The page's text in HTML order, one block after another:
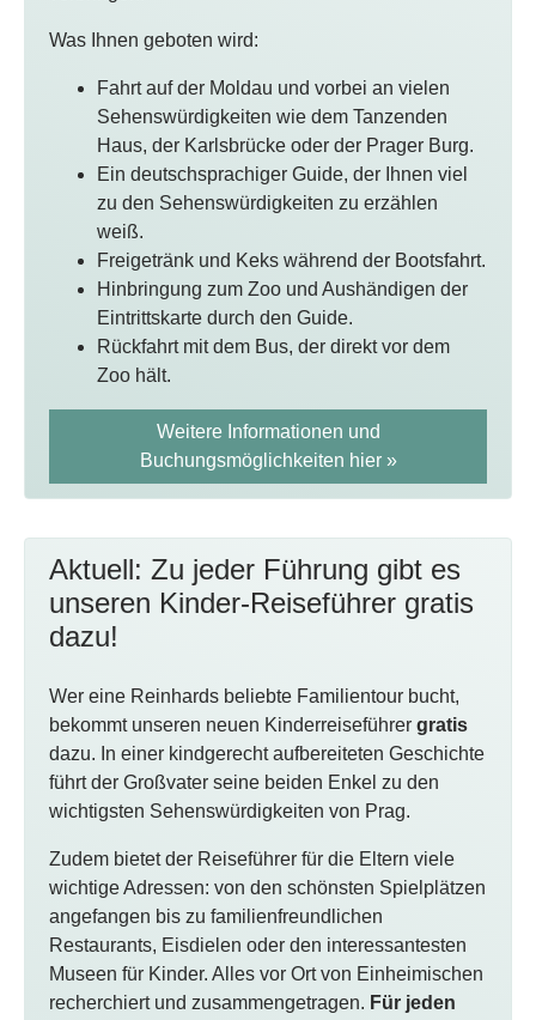
Was Ihnen geboten wird:
Fahrt auf der Moldau und vorbei an vielen
Sehenswürdigkeiten wie dem Tanzenden
Haus, der Karlsbrücke oder der Prager Burg.
Ein deutschsprachiger Guide, der Ihnen viel
zu den Sehenswürdigkeiten zu erzählen
weiß.
Freigetränk und Keks während der Bootsfahrt.
Hinbringung zum Zoo und Aushändigen der
Eintrittskarte durch den Guide.
Rückfahrt mit dem Bus, der direkt vor dem
Zoo hält.
Weitere Informationen und
Buchungsmöglichkeiten hier »
Aktuell: Zu jeder Führung gibt es
unseren Kinder-Reiseführer gratis
dazu!
Wer eine Reinhards beliebte Familientour bucht,
bekommt unseren neuen Kinderreiseführer gratis
dazu. In einer kindgerecht aufbereiteten Geschichte
führt der Großvater seine beiden Enkel zu den
wichtigsten Sehenswürdigkeiten von Prag.
Zudem bietet der Reiseführer für die Eltern viele
wichtige Adressen: von den schönsten Spielplätzen
angefangen bis zu familienfreundlichen
Restaurants, Eisdielen oder den interessantesten
Museen für Kinder. Alles vor Ort von Einheimischen
recherchiert und zusammengetragen. Für jeden